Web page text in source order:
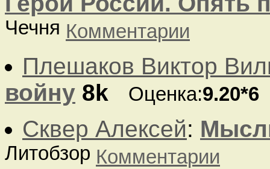
Чечня Комментарии
Плешаков Виктор
войну 8k Оценка:9.20*6
Сквер Алексей:
Литобзор Комментарии